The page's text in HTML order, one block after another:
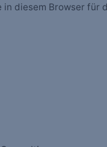
in diesem Browser für